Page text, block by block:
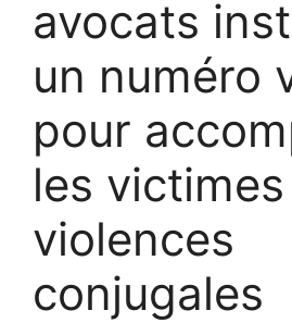
avocats
un numéro
pour
les
violences
conjugales